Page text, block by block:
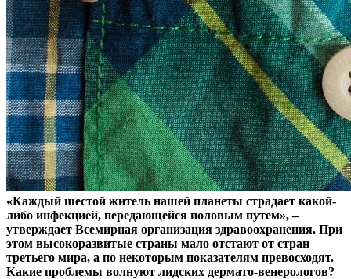
«Каждый шестой житель нашей планеты страдает какой-
либо инфекцией, передающейся половым путем», –
утверждает Всемирная организация здравоохранения. При
этом высокоразвитые страны мало отстают от стран
третьего мира, а по некоторым показателям превосходят.
Какие проблемы волнуют лидских дермато-венерологов?